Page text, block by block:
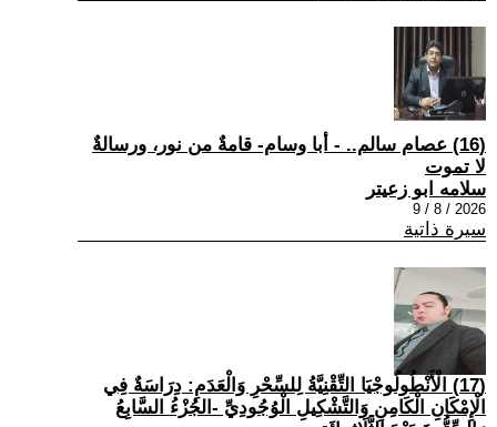
(16) عصام سالم.. - أبا وسام- قامةٌ من نور، ورسالةٌ
لا تموت
سلامه ابو زعيتر
2026 / 8 / 9
سيرة ذاتية
(17) الْأَنْطُولُوجْيَا التِّقْنِيَّةُ لِلسِّحْرِ وَالْعَدَمِ: دِرَاسَةٌ فِي
الْإِمْكَانِ الْكَامِنِ وَالتَّشْكِيلِ الْوُجُودِيِّ -الجُزْءُ السَّابِعُ